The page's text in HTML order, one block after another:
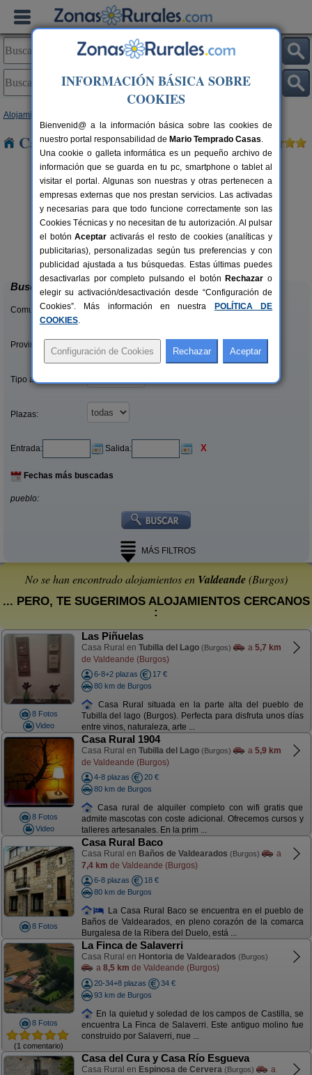
Alojamientos
Casas Rurales cerca de Valdeande
8-10+1 pers.
desde47 €
Casa Rural El Tirabeque
Ruyales del Agua (Burgos)
Buscar
Comunidades:
Provincias/Islas:
Tipo alquiler:
Plazas:
Entrada: Salida: X
Fechas más buscadas
pueblo:
MÁS FILTROS
No se han encontrado alojamientos en Valdeande(Burgos)
... PERO, TE SUGERIMOS ALOJAMIENTOS CERCANOS
:
8 Fotos
Video
Las Piñuelas
Casa Rural en Tubilla del Lago (Burgos) a 5,7 km
de Valdeande (Burgos)
6-8+2 plazas
17 €
80 km de Burgos
Casa Rural situada en la parte alta del pueblo de
Tubilla del lago (Burgos). Perfecta para disfruta unos días
entre vinos, naturaleza, arte ...
8 Fotos
Video
Casa Rural 1904
Casa Rural en Tubilla del Lago (Burgos) a 5,9 km
de Valdeande (Burgos)
4-8 plazas
20 €
80 km de Burgos
Casa rural de alquiler completo con wifi gratis que
admite mascotas con coste adicional. Ofrecemos cursos y
talleres artesanales. En la prim ...
8 Fotos
Casa Rural Baco
Casa Rural en Baños de Valdearados (Burgos)
a
7,4 km de Valdeande (Burgos)
6-8 plazas
18 €
80 km de Burgos
La Casa Rural Baco se encuentra en el pueblo de
Baños de Valdearados, en pleno corazón de la comarca
Burgalesa de la Ribera del Duelo, está ...
8 Fotos
(1 comentario)
La Finca de Salaverri
Casa Rural en Hontoria de Valdearados (Burgos)
a 8,5 km de Valdeande (Burgos)
20-34+8 plazas
34 €
93 km de Burgos
En la quietud y soledad de los campos de Castilla, se
encuentra La Finca de Salaverri. Este antiguo molino fue
construido por Salaverri, nue ...
Casa del Cura y Casa Río Esgueva
Casa Rural en Espinosa de Cervera (Burgos)
a
INFORMACIÓN BÁSICA SOBRE
COOKIES
Bienvenid@ a la información básica sobre las cookies de
nuestro portal responsabilidad de Mario Temprado Casas.
Una cookie o galleta informática es un pequeño archivo de
información que se guarda en tu pc, smartphone o tablet al
visitar el portal. Algunas son nuestras y otras pertenecen a
empresas externas que nos prestan servicios. Las activadas
y necesarias para que todo funcione correctamente son las
Cookies Técnicas y no necesitan de tu autorización. Al pulsar
el botónAceptar activarás el resto de cookies (analíticas y
publicitarias), personalizadas según tus preferencias y con
publicidad ajustada a tus búsquedas. Estas últimas puedes
desactivarlas por completo pulsando el botón Rechazar o
elegir su activación/desactivación desde “Configuración de
Cookies”. Más información en nuestra
POLÍTICA DE
COOKIES.